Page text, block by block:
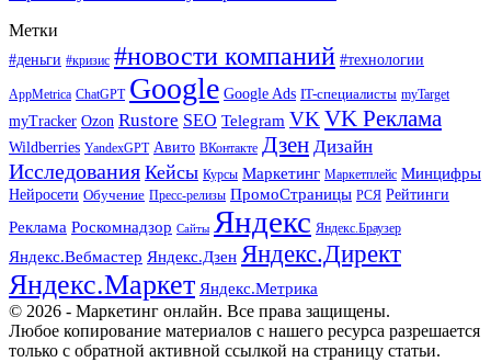
Метки
#деньги #кризис #новости компаний #технологии
AppMetrica ChatGPT Google Google Ads IT-специалисты myTarget
myTracker Ozon Rustore SEO Telegram VK VK Реклама
Wildberries YandexGPT Авито ВКонтакте Дзен Дизайн
Исследования Кейсы Курсы Маркетинг Маркетплейс Минцифры
Нейросети Обучение Пресс-релизы ПромоСтраницы РСЯ Рейтинги
Реклама Роскомнадзор Сайты Яндекс Яндекс.Браузер
Яндекс.Вебмастер Яндекс.Дзен Яндекс.Директ
Яндекс.Маркет Яндекс.Метрика
© 2026 - Маркетинг онлайн. Все права защищены.
Любое копирование материалов с нашего ресурса разрешается
только с обратной активной ссылкой на страницу статьи.